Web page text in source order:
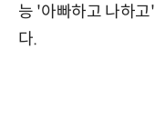
능 '아빠하고 나하
다.